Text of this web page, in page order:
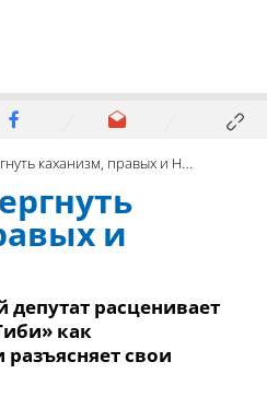
каханизм, правых и Нетаньяху
и
расценивает
как
разъясняет свои